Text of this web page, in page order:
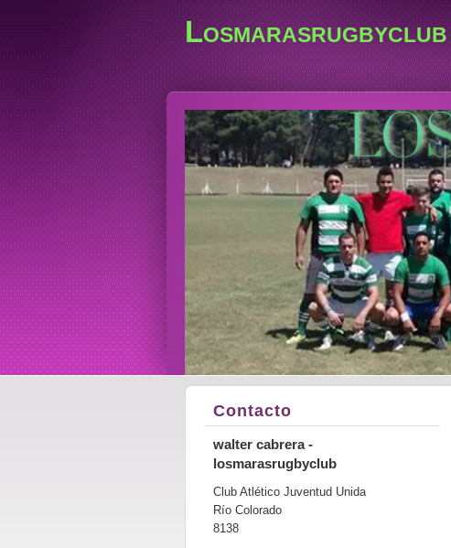
Losmarasrugbyclub
Contacto
walter cabrera -
losmarasrugbyclub
Club Atlético Juventud Unida
Río Colorado
8138